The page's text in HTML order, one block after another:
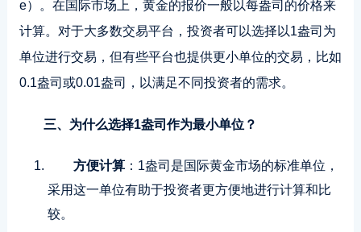
e）。在国际市场上，黄金的报价一般以每盎司的价格来
计算。对于大多数交易平台，投资者可以选择以1盎司为
单位进行交易，但有些平台也提供更小单位的交易，比如
0.1盎司或0.01盎司，以满足不同投资者的需求。
三、为什么选择1盎司作为最小单位？
方便计算：1盎司是国际黄金市场的标准单位，
采用这一单位有助于投资者更方便地进行计算和比
较。